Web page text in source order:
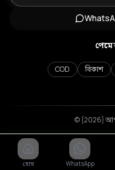
COD বিকাশ
© {2026} আপন
হোম WhatsApp